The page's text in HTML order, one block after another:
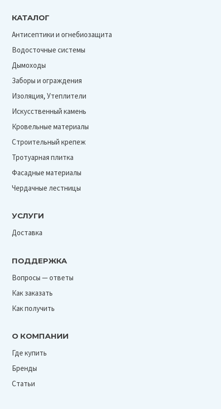
КАТАЛОГ
Антисептики и огнебиозащита
Водосточные системы
Дымоходы
Заборы и ограждения
Изоляция, Утеплители
Искусственный камень
Кровельные материалы
Строительный крепеж
Тротуарная плитка
Фасадные материалы
Чердачные лестницы
УСЛУГИ
Доставка
ПОДДЕРЖКА
Вопросы — ответы
Как заказать
Как получить
О КОМПАНИИ
Где купить
Бренды
Статьи